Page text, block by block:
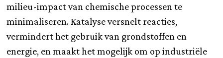
milieu-impact van chemische processen te
minimaliseren. Katalyse versnelt reacties,
vermindert het gebruik van grondstoffen en
energie, en maakt het mogelijk om op industriële